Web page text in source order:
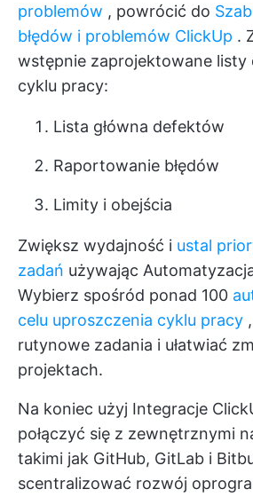
problemów , powrócić do
błędów i problemów ClickUp .
wstępnie zaprojektowane listy
cyklu pracy:
Lista główna defektów
Raportowanie błędów
Limity i obejścia
Zwiększ wydajność i ustal
zadań używając
Wybierz spośród ponad 100
celu uproszczenia cyklu pracy
rutynowe zadania i ułatwiać
projektach.
Na koniec użyj Integracje
połączyć się z zewnętrznymi
takimi jak GitHub, GitLab i
scentralizować rozwój